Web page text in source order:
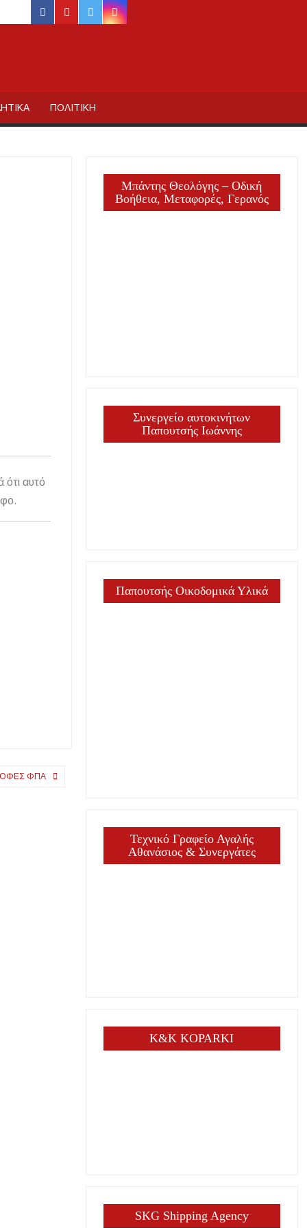
facebook
youtubetwitterinstagram
ΠΟΛΙΤΙΚΗ
αυτό
ΦΠΑ
Μπάντης Θεολόγης – Οδική
Βοήθεια, Μεταφορές, Γερανός
Συνεργείο αυτοκινήτων
Παπουτσής Ιωάννης
Παπουτσής Οικοδομικά Υλικά
Τεχνικό Γραφείο Αγαλής
Αθανάσιος & Συνεργάτες
K&K KOPARKI
SKG Shipping Agency